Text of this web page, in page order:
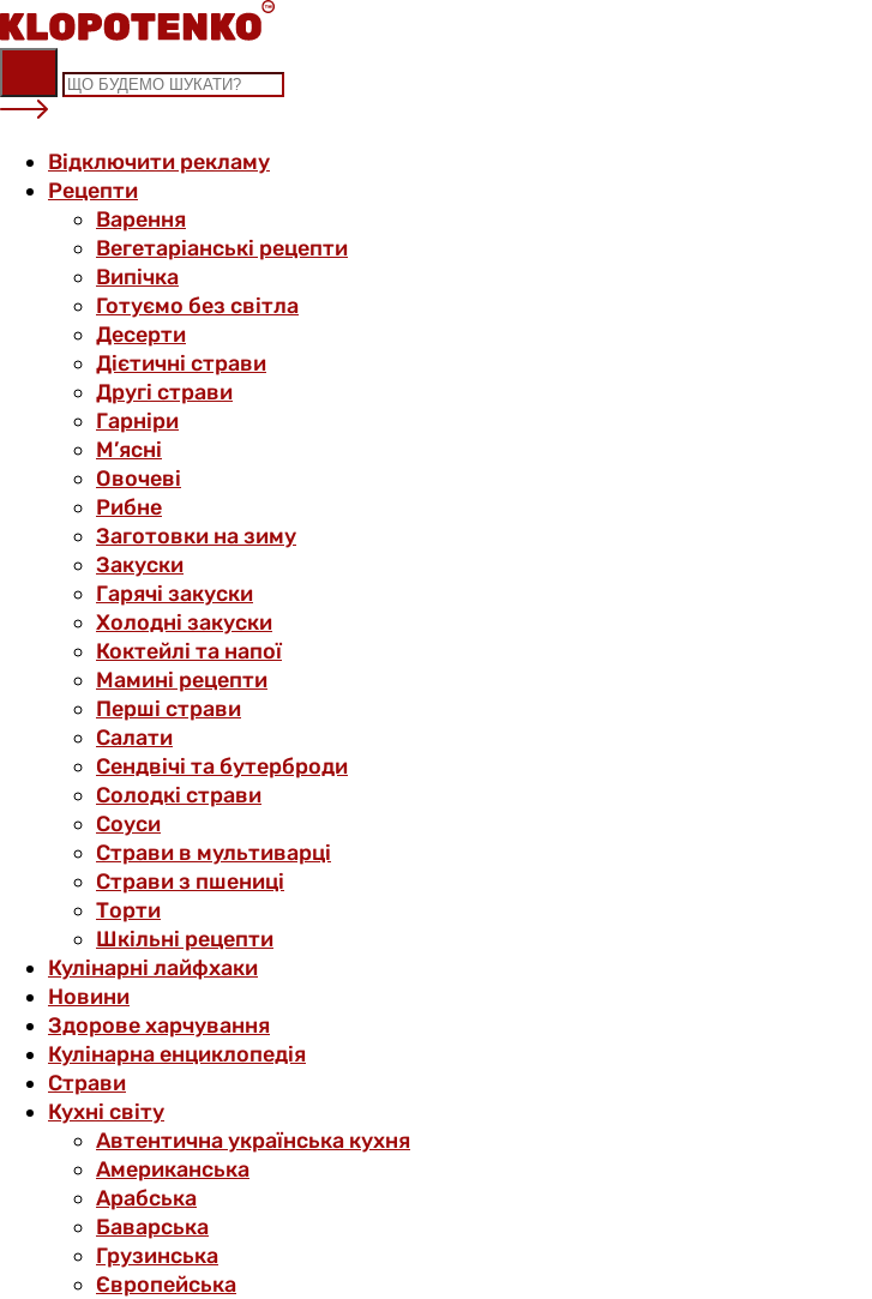
Skip
to
content
Відключити рекламу
Рецепти
Варення
Вегетаріанські рецепти
Випічка
Готуємо без світла
Десерти
Дієтичні страви
Другі страви
Гарніри
М’ясні
Овочеві
Рибне
Заготовки на зиму
Закуски
Гарячі закуски
Холодні закуски
Коктейлі та напої
Мамині рецепти
Перші страви
Салати
Сендвічі та бутерброди
Солодкі страви
Соуси
Страви в мультиварці
Страви з пшениці
Торти
Шкільні рецепти
Кулінарні лайфхаки
Новини
Здорове харчування
Кулінарна енциклопедія
Страви
Кухні світу
Автентична українська кухня
Американська
Арабська
Баварська
Грузинська
Європейська